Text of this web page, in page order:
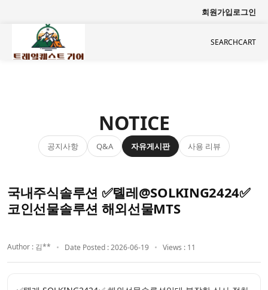
회원가입로그인
SEARCHCART
NOTICE
공지사항 Q&A 자유게시판 사용 리뷰
국내주식솔루션 ✅톌레@SOLKING2424✅
코인선물솔루션 해외선물MTS
Author : 김** Date Posted : 2026-06-19 Views : 11